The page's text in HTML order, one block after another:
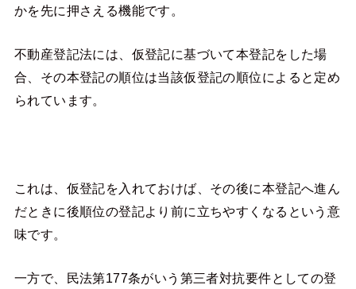
かを先に押さえる機能です。
不動産登記法には、仮登記に基づいて本登記をした場
合、その本登記の順位は当該仮登記の順位によると定め
られています。
これは、仮登記を入れておけば、その後に本登記へ進ん
だときに後順位の登記より前に立ちやすくなるという意
味です。
一方で、民法第177条がいう第三者対抗要件としての登